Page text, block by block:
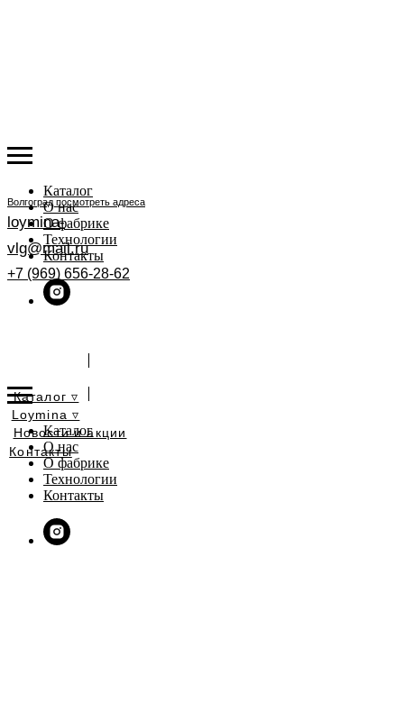
Волгоград посмотреть адреса
loymina-
vlg@mail.ru
+7 (969) 656-28-62
Каталог ▿
Loymina ▿
Новости и акции
Контакты
Каталог
О нас
О фабрике
Технологии
Контакты
Каталог
О нас
О фабрике
Технологии
Контакты